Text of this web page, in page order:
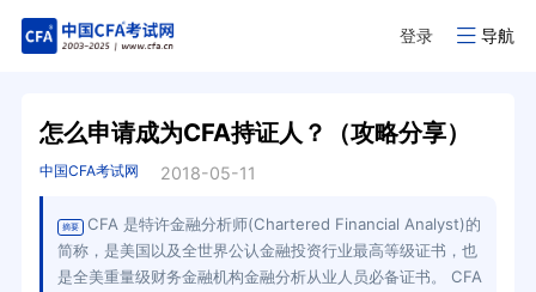
登录 导航
怎么申请成为CFA持证人？（攻略分享）
中国CFA考试网 2018-05-11
摘要
CFA 是特许金融分析师(Chartered Financial Analyst)的
简称，是美国以及全世界公认金融投资行业最高等级证书，也
是全美重量级财务金融机构金融分析从业人员必备证书。 CFA